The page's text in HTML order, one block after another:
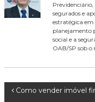
Previdenciário,
segurados e
estratégica em
planejamento
social e a
OAB/SP sob o
N Como vender imóvel